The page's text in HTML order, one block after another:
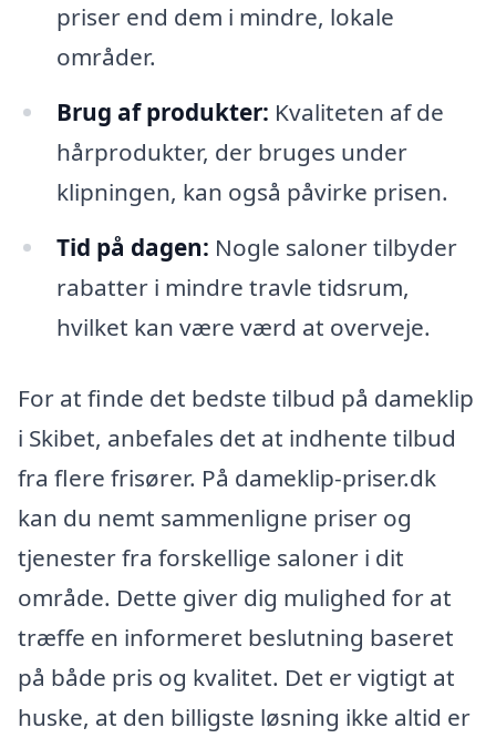
priser end dem i mindre, lokale
områder.
Brug af produkter: Kvaliteten af de
hårprodukter, der bruges under
klipningen, kan også påvirke prisen.
Tid på dagen: Nogle saloner tilbyder
rabatter i mindre travle tidsrum,
hvilket kan være værd at overveje.
For at finde det bedste tilbud på dameklip
i Skibet, anbefales det at indhente tilbud
fra flere frisører. På dameklip-priser.dk
kan du nemt sammenligne priser og
tjenester fra forskellige saloner i dit
område. Dette giver dig mulighed for at
træffe en informeret beslutning baseret
på både pris og kvalitet. Det er vigtigt at
huske, at den billigste løsning ikke altid er